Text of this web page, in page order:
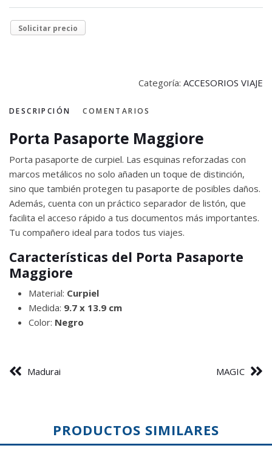
Solicitar precio
Categoría: ACCESORIOS VIAJE
DESCRIPCIÓN COMENTARIOS
Porta Pasaporte Maggiore
Porta pasaporte de curpiel. Las esquinas reforzadas con
marcos metálicos no solo añaden un toque de distinción,
sino que también protegen tu pasaporte de posibles daños.
Además, cuenta con un práctico separador de listón, que
facilita el acceso rápido a tus documentos más importantes.
Tu compañero ideal para todos tus viajes.
Características del Porta Pasaporte
Maggiore
Material: Curpiel
Medida: 9.7 x 13.9 cm
Color: Negro
Madurai MAGIC
PRODUCTOS SIMILARES